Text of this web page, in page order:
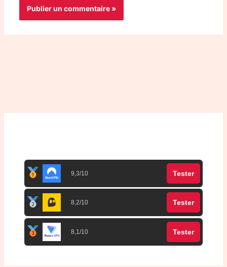
9,3/10 Tester
8,2/10 Tester
8,1/10 Tester